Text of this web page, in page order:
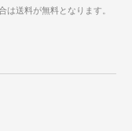
は送料が無料となります。